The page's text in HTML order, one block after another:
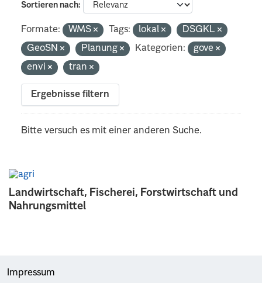
Landwirtschaft, Fischerei, Forstwirtschaft und
Nahrungsmittel
Sortieren nach
Formate: WMS Tags: lokal
DSGKL
GeoSN
Planung Kategorien:
gove
envi
tran
Ergebnisse filtern
Bitte versuch es mit einer anderen Suche.
Impressum